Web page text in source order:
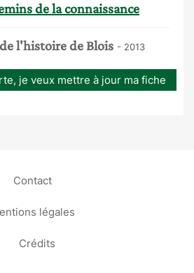
de la connaissance
l'histoire de Blois - 2013
je veux mettre à jour ma fiche
Contact
légales
Crédits